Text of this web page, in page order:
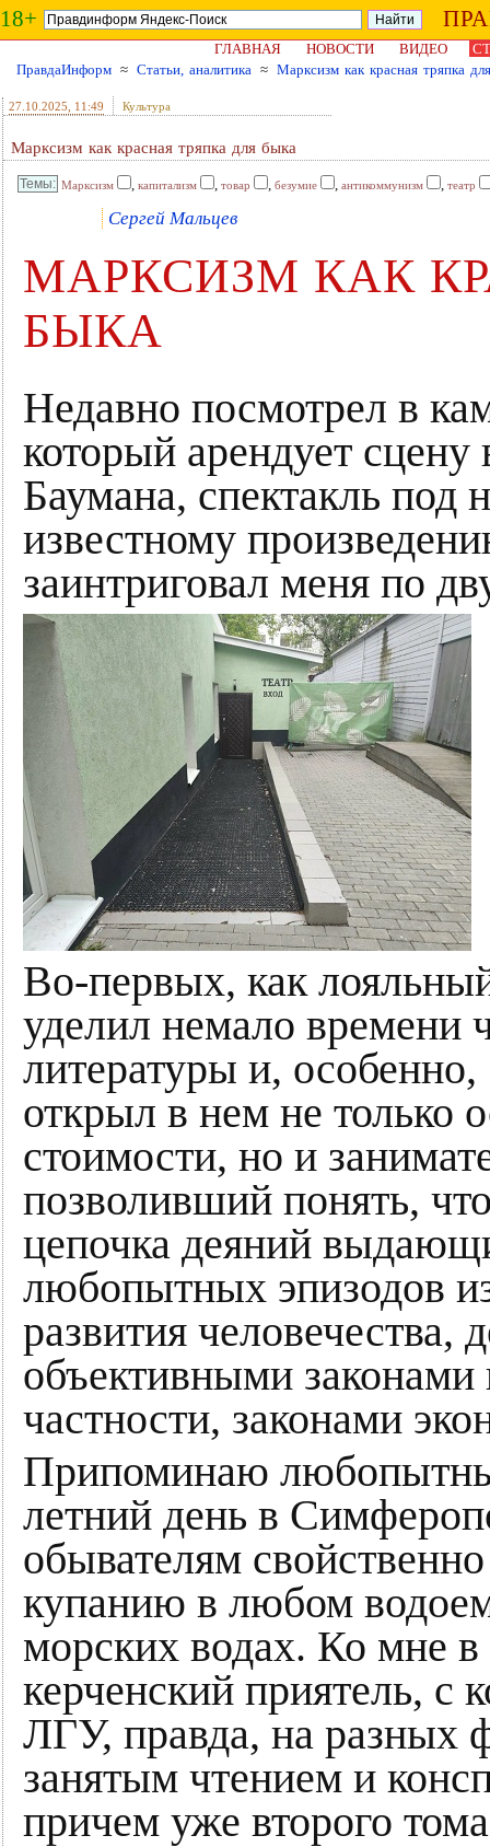
18+
ГЛАВНАЯ НОВОСТИ ВИДЕО
ПравдаИнформ ≈ Статьи, аналитика ≈ Марксизм как красная тряпка
27.10.2025 , 11:49 Культура
Марксизм как красная тряпка для быка
Марксизм , капитализм , товар , безумие , антикоммунизм , театр
Сергей Мальцев
МАРКСИЗМ КАК
БЫКА
Недавно посмотрел в
который арендует
Баумана, спектакль под
известному
заинтриговал меня по
Во-первых, как
уделил немало времени
литературы и,
открыл в нем не только
стоимости, но и
позволивший понять,
цепочка деяний
любопытных эпизодов
развития человечества,
объективными
частности, законами
Припоминаю
летний день в
обывателям
купанию в любом
морских водах. Ко мне
керченский приятель, с
ЛГУ, правда, на разных
занятым чтением и
причем уже второго